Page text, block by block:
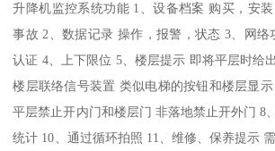
升降机监控系统功能 1、设备档案 购买，安
事故 2、数据记录 操作，报警，状态 3、网络
认证 4、上下限位 5、楼层提示 即将平层时给
楼层联络信号装置 类似电梯的按钮和楼层显
平层禁止开内门和楼层门 非落地禁止开外门 8
统计 10、通过循环拍照 11、维修、保养提示